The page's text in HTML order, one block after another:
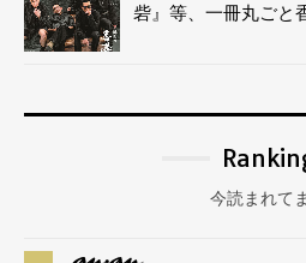
砦』等、一冊丸ごと
今読まれて